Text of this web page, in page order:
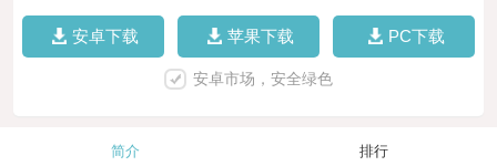
安卓下载 苹果下载 PC下载
安卓市场，安全绿色
简介 排行